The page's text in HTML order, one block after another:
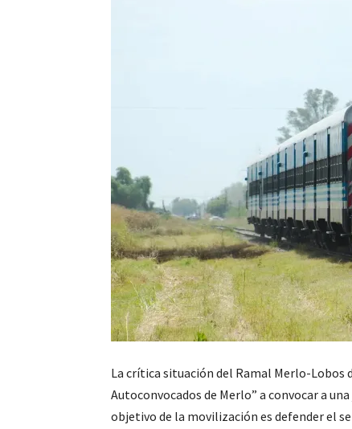
La crítica situación del Ramal Merlo-Lobos
Autoconvocados de Merlo” a convocar a
objetivo de la movilización es defender el